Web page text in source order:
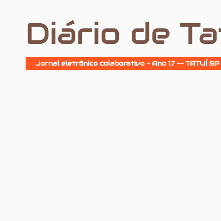
Diário de
Jornal eletrônico colaborativo - Ano 17 -- TATUÍ SP